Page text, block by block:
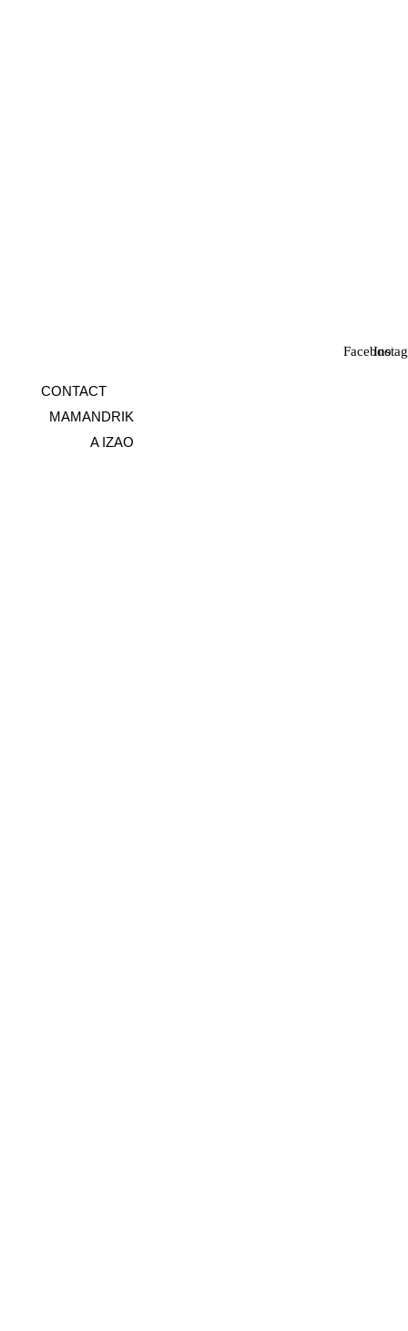
Facebook
CONTACT
MAMANDRIK
A IZAO